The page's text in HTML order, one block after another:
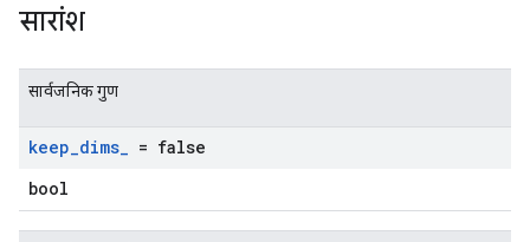
सारांश
सार्वजनिक गुण
keep_dims_ = false
bool